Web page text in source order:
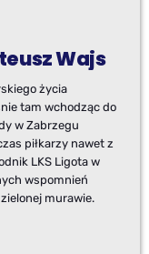
Wajs
życia
tam wchodząc do
w Zabrzegu
piłkarzy nawet z
LKS Ligota w
wspomnień
murawie.